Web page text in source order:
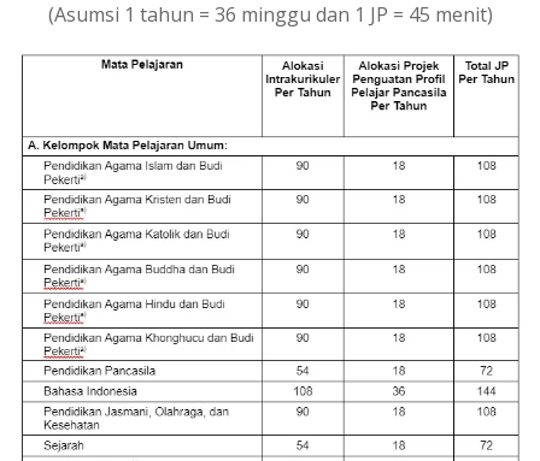
(Asumsi 1 tahun = 36 minggu dan 1 JP = 45 menit)